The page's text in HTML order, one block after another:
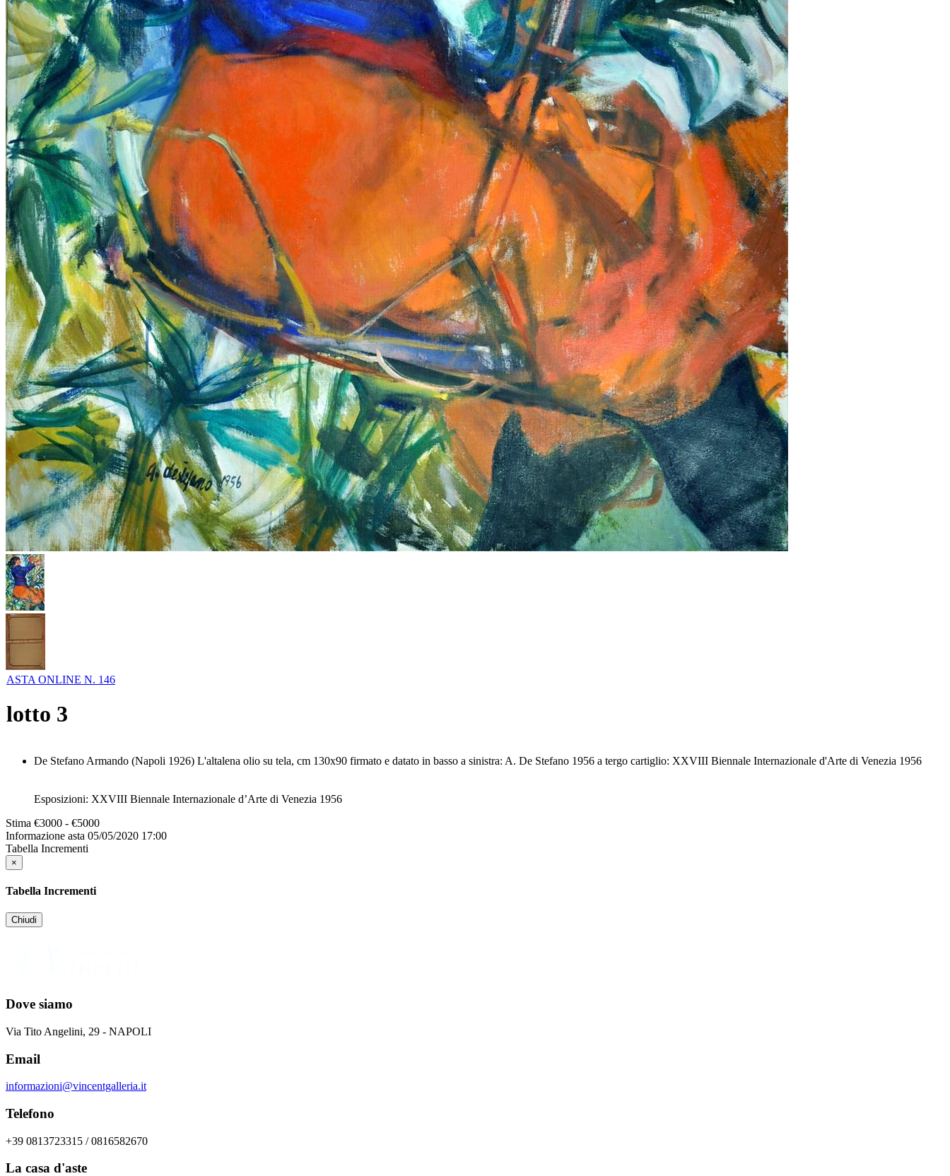
ASTA ONLINE N. 146
lotto 3
De Stefano Armando (Napoli 1926) L'altalena olio su tela, cm 130x90 firmato e datato in basso a sinistra: A. De Stefano 1956 a tergo cartiglio: XXVIII Biennale Internazionale d'Arte di Venezia 1956
Esposizioni: XXVIII Biennale Internazionale d’Arte di Venezia 1956
Stima €3000 - €5000
Informazione asta 05/05/2020 17:00
Tabella Incrementi
×
Tabella Incrementi
Chiudi
Dove siamo
Via Tito Angelini, 29 - NAPOLI
Email
informazioni@vincentgalleria.it
Telefono
+39 0813723315 / 0816582670
La casa d'aste